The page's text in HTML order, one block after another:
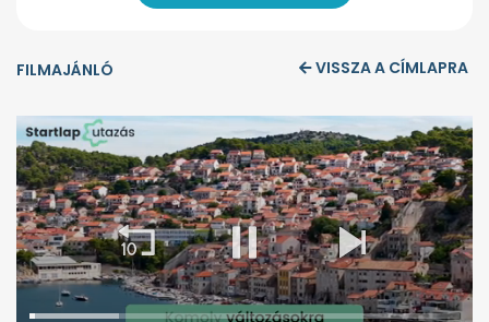
FILMAJÁNLÓ VISSZA A CÍMLAPRA